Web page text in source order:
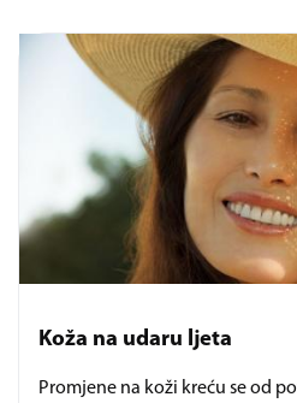
Koža na udaru ljeta
Promjene na koži kreću se od